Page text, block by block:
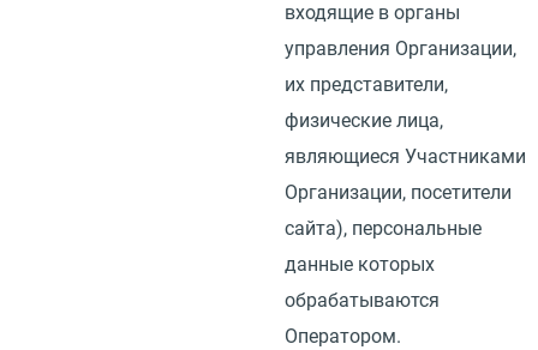
входящие в органы
управления Организации,
их представители,
физические лица,
являющиеся Участниками
Организации, посетители
сайта), персональные
данные которых
обрабатываются
Оператором.